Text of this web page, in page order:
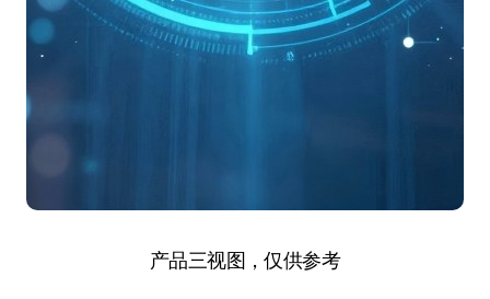
产品三视图，仅供参考